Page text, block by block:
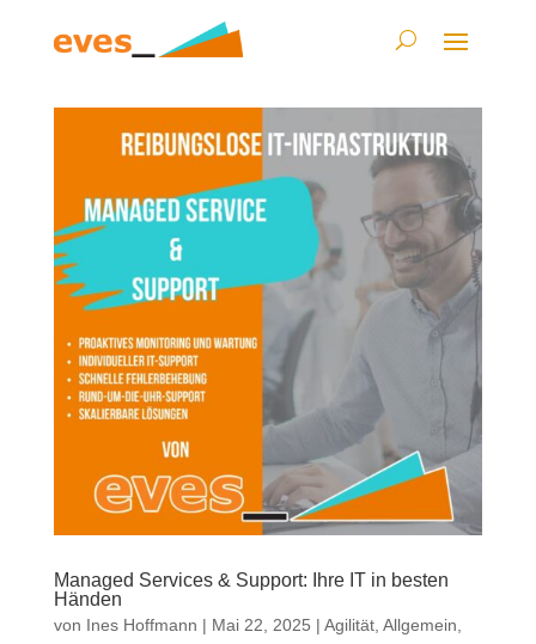
Managed Services & Support: Ihre IT in besten
Händen
von Ines Hoffmann | Mai 22, 2025 | Agilität, Allgemein,